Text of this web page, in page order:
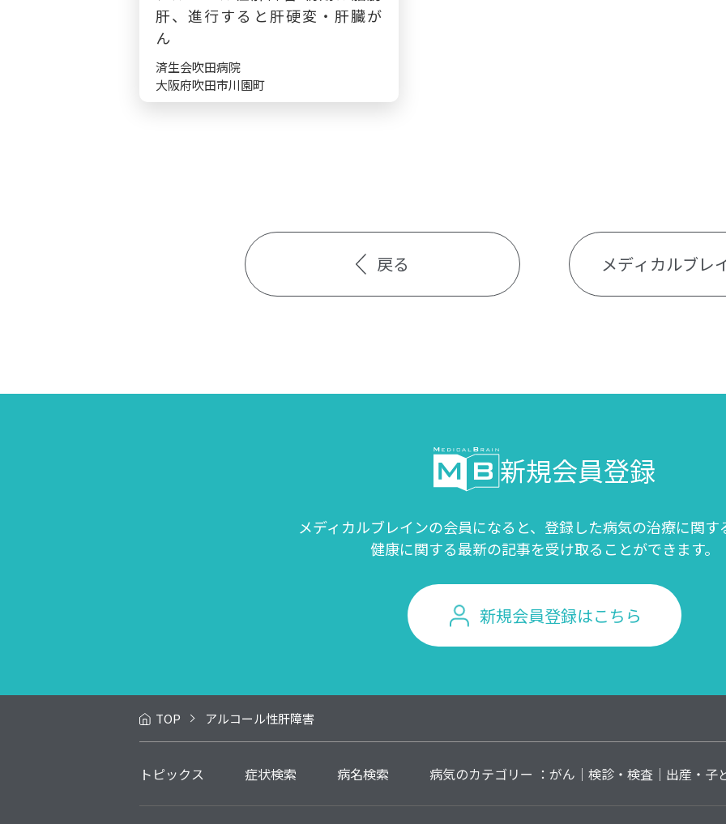
肝、進行すると肝硬変・肝臓が
ん
済生会吹田病院
大阪府吹田市川園町
戻る メディカルブレ
新規会員登録
メディカルブレインの会員になると、登録した病気の治療に関す
健康に関する最新の記事を受け取ることができます。
新規会員登録はこちら
TOP アルコール性肝障害
トピックス 症状検索 病名検索 病気のカテゴリー ： がん 検診・検査 出産・子